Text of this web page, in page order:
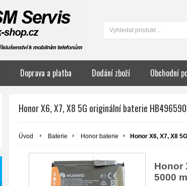
Doprava a platba Dodání zboží Obchodní
Honor X6, X7, X8 5G originální baterie
Úvod Baterie Honor baterie Honor X6, X7, X8
Honor
5000